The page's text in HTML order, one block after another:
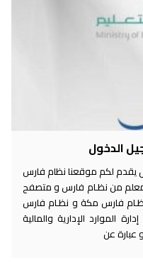
الدخول
يقدم لكم موقعنا نظام فارس
من نظـام فارس و متصفح
فارس مكة و نظـام فارس
الإدارية والمالية
عبارة عن